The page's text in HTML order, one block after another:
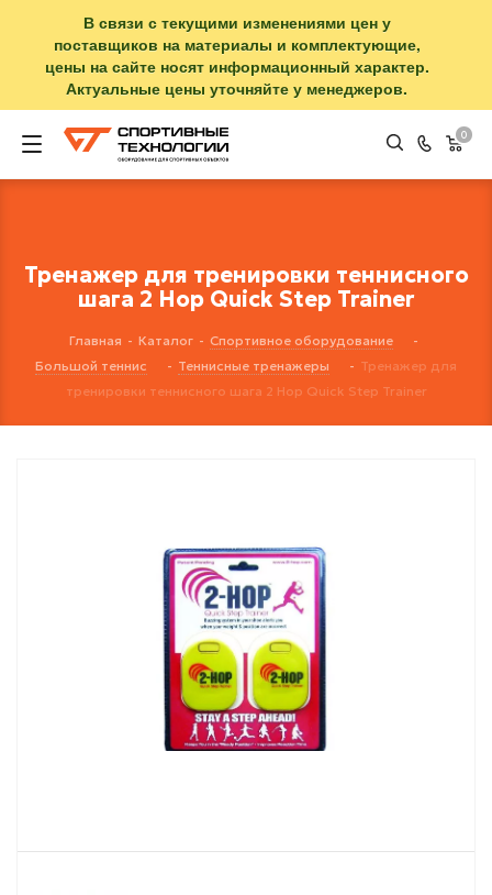
В связи с текущими изменениями цен у
поставщиков на материалы и комплектующие,
цены на сайте носят информационный характер.
Актуальные цены уточняйте у менеджеров.
0
Тренажер для тренировки теннисного
шага 2 Hop Quick Step Trainer
Главная - Каталог - Спортивное оборудование
-
Большой теннис
- Теннисные тренажеры - Тренажер для
тренировки теннисного шага 2 Hop Quick Step Trainer